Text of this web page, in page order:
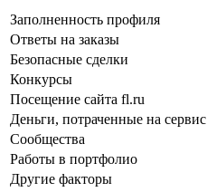
Заполненность профиля
Ответы на заказы
Безопасные сделки
Конкурсы
Посещение сайта fl.ru
Деньги, потраченные на сервис
Сообщества
Работы в портфолио
Другие факторы